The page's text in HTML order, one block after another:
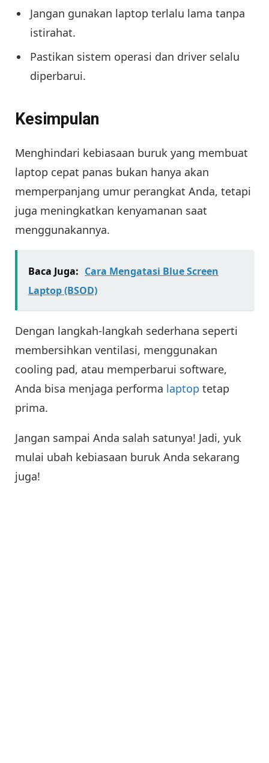
Jangan gunakan laptop terlalu lama tanpa
istirahat.
Pastikan sistem operasi dan driver selalu
diperbarui.
Kesimpulan
Menghindari kebiasaan buruk yang membuat
laptop cepat panas bukan hanya akan
memperpanjang umur perangkat Anda, tetapi
juga meningkatkan kenyamanan saat
menggunakannya.
Baca Juga: Cara Mengatasi Blue Screen
Laptop (BSOD)
Dengan langkah-langkah sederhana seperti
membersihkan ventilasi, menggunakan
cooling pad, atau memperbarui software,
Anda bisa menjaga performa laptop tetap
prima.
Jangan sampai Anda salah satunya! Jadi, yuk
mulai ubah kebiasaan buruk Anda sekarang
juga!